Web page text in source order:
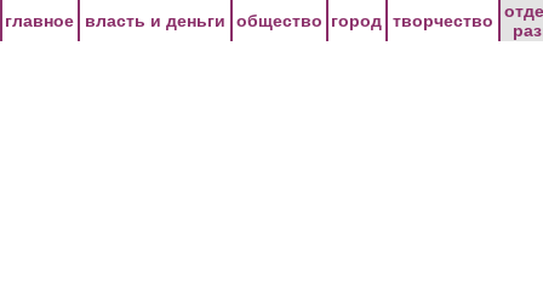
главное власть и деньги общество город творчество